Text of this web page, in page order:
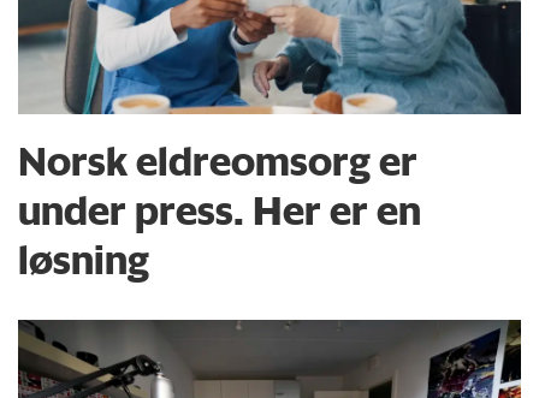
Norsk eldreomsorg er
under press. Her er en
løsning